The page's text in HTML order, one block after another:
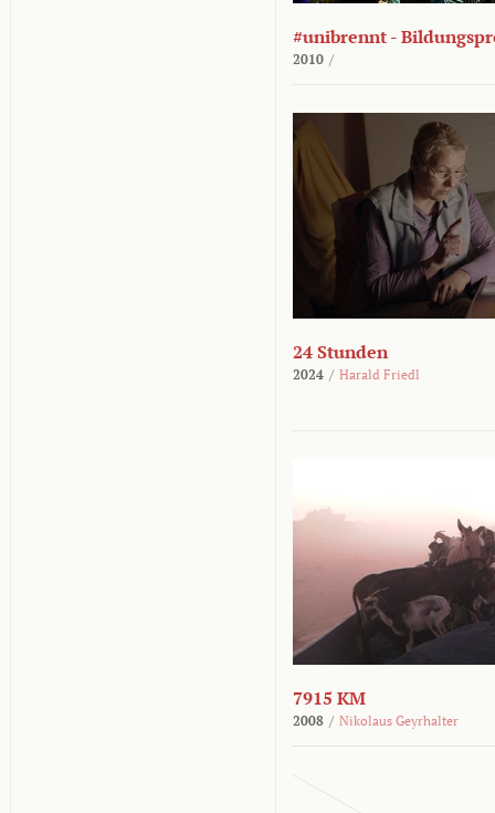
#unibrennt -
2010 /
24 Stunden
2024 / Harald Friedl
7915 KM
2008 / Nikolaus Geyrhalter